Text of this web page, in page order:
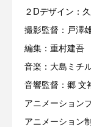
２Dデザイン：
撮影監督：戸澤
編集：重村建吾
音楽：大島ミチ
音響監督：郷 文
アニメーション
アニメーション